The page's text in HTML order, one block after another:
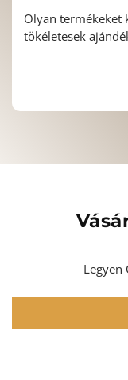
Olyan termékeket
tökéletesek
Legyen